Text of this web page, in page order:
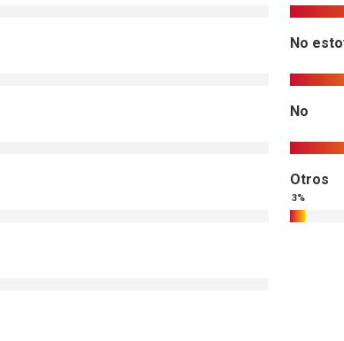
No
No
Otros
3%